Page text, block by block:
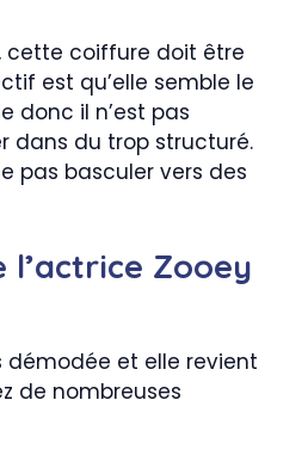
cette coiffure doit être
est qu’elle semble le
donc il n’est pas
dans du trop structuré.
pas basculer vers des
l’actrice Zooey
démodée et elle revient
de nombreuses